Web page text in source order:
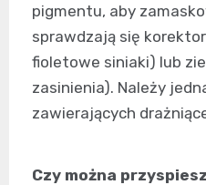
pigmentu, aby
sprawdzają się
fioletowe siniaki) lub
zasinienia). Należy
zawierających
Czy można